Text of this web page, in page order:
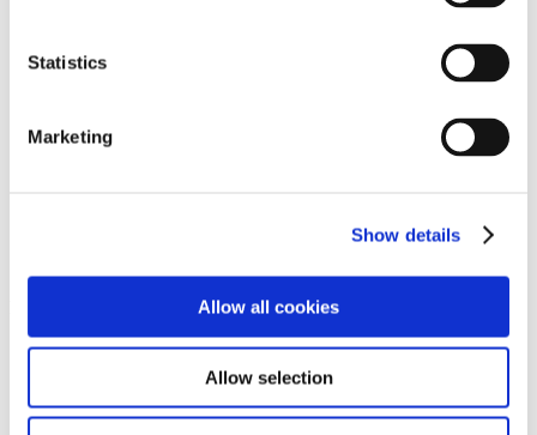
Statistics
Marketing
Show details
Allow all cookies
Allow selection
Monika Grabuschnigg
SPACED OUT – Gut Kerkow
Isabelle Graeff
Martin Groß
Kunstraum Kreuzberg/Bethanien
KVOST - Kunstverein Ost
Robert Haas Haus am Waldsee
Galerie Nordenhake
Villa Schöningen
Richard Hamilton Edition Block